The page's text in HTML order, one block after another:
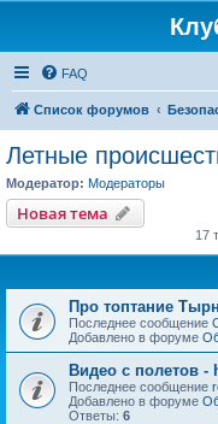
FAQ
Список форумов
Летные
Модератор: Модераторы
Новая тема
17
Про топтание
Последнее сообщение
Добавлено в форуме
Видео с полетов -
Последнее сообщение
Добавлено в форуме
Ответы: 6